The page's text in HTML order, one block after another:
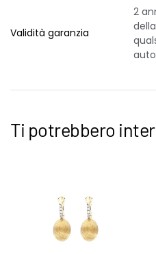
Validità garanzia
2
Ti potrebbero